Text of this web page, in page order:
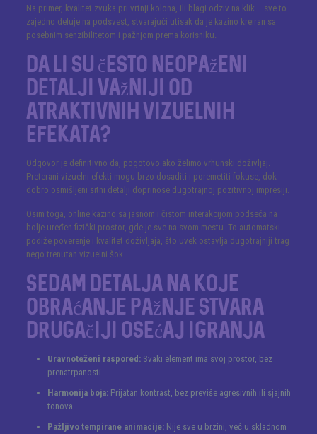
Na primer, kvalitet zvuka pri vrtnji kolona, ili blagi odziv na klik – sve to
zajedno deluje na podsvest, stvarajući utisak da je kazino kreiran sa
posebnim senzibilitetom i pažnjom prema korisniku.
Da li su često neopaženi
detalji važniji od
atraktivnih vizuelnih
efekata?
Odgovor je definitivno da, pogotovo ako želimo vrhunski doživljaj.
Preterani vizuelni efekti mogu brzo dosaditi i poremetiti fokuse, dok
dobro osmišljeni sitni detalji doprinose dugotrajnoj pozitivnoj impresiji.
Osim toga, online kazino sa jasnom i čistom interakcijom podseća na
bolje uređen fizički prostor, gde je sve na svom mestu. To automatski
podiže poverenje i kvalitet doživljaja, što uvek ostavlja dugotrajniji trag
nego trenutan vizuelni šok.
Sedam detalja na koje
obraćanje pažnje stvara
drugačiji osećaj igranja
Uravnoteženi raspored:Svaki element ima svoj prostor, bez
prenatrpanosti.
Harmonija boja:Prijatan kontrast, bez previše agresivnih ili sjajnih
tonova.
Pažljivo tempirane animacije:Nije sve u brzini, već u skladnom